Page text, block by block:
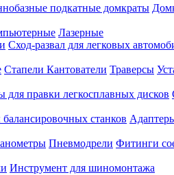
подкатные домкраты
Лазерные
Сход-развал для легковых
Стапели Кантователи Траверсы
для правки легкосплавных дисков
станков
Пневмодрели Фитинги
Инструмент для шиномонтажа